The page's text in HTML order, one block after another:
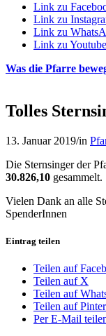
Link zu
Link zu
Link zu
Link zu Youtube
Was die Pfarre
Tolles
13. Januar 2019/in
Die Sternsinger der
30.826,10 gesammelt.
Vielen Dank an alle
SpenderInnen
Eintrag teilen
Teilen auf
Teilen auf X
Teilen auf
Teilen auf
Per E-Mail